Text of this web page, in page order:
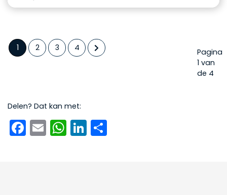
Pagina
1 van
de 4
1 2 3 4
Delen? Dat kan met:
Facebook
EmailWhatsApp
LinkedIn